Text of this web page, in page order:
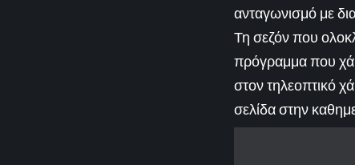
ανταγωνισμό με
Τη σεζόν που
πρόγραμμα που
στον τηλεοπτικό
σελίδα στην